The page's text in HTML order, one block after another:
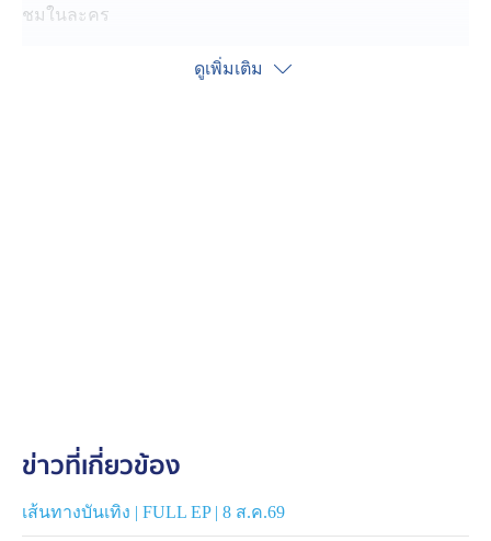
ชมในละคร
กิฟท์ บอกเบื้องหลังมีแต่ความแฮปปี้ เพราะได้รับบทเป็นน้อง
ดูเพิ่มเติม
ข่าวที่เกี่ยวข้อง
เส้นทางบันเทิง | FULL EP | 8 ส.ค.69